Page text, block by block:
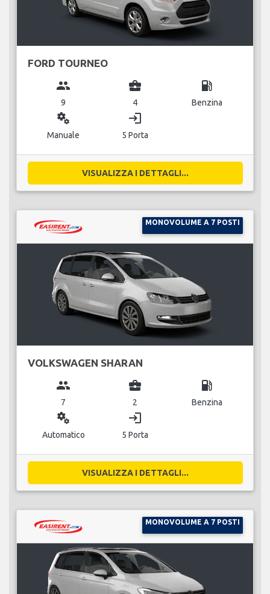
FORD TOURNEO
group
9
business_center
4
local_gas_station
Benzina
miscellaneous_services
Manuale
login
5 Porta
VISUALIZZA I DETTAGLI...
MONOVOLUME A 7 POSTI
VOLKSWAGEN SHARAN
group
7
business_center
2
local_gas_station
Benzina
miscellaneous_services
Automatico
login
5 Porta
VISUALIZZA I DETTAGLI...
MONOVOLUME A 7 POSTI